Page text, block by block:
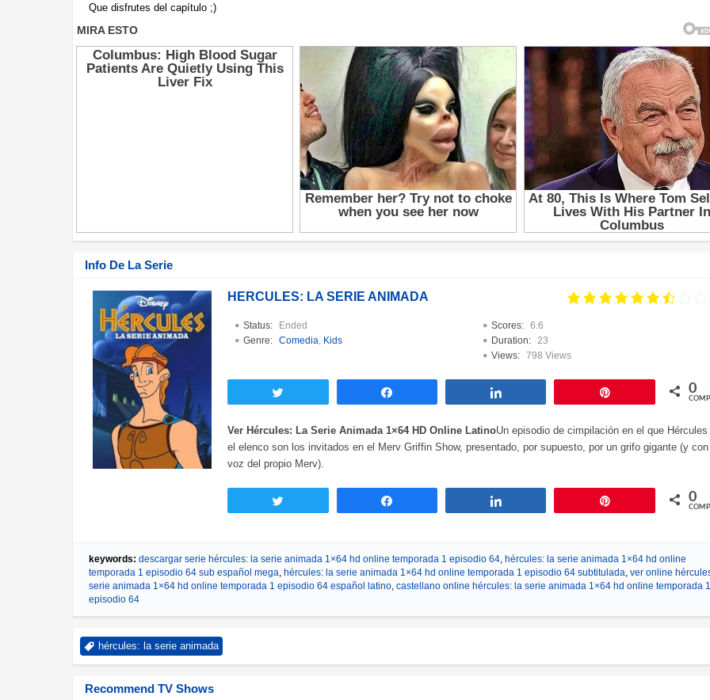
Que disfrutes del capítulo ;)
Info De La Serie
HÉRCULES: LA SERIE ANIMADA
Status:
Ended
Genre: Comedia Kids
Scores:
6.6
Duration:
23
Views:
798 Views
0
Ver Hércules: La Serie Animada 1×64 HD Online LatinoUn episodio de cimpilación en el que
el elenco son los invitados en el Merv Griffin Show, presentado, por supuesto, por un grifo gigante (y
voz del propio Merv).
0
keywords: descargar serie hércules: la serie animada 1×64 hd online temporada 1 episodio 64 hércules: la serie animada 1×64 hd online
temporada 1 episodio 64 sub español mega hércules: la serie animada 1×64 hd online temporada 1 episodio 64 subtitulada ver online
serie animada 1×64 hd online temporada 1 episodio 64 español latino castellano online hércules: la serie animada 1×64 hd online temporada 1
episodio 64
hércules: la serie animada
Recommend TV Shows